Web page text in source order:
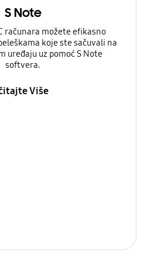
S Note
računara možete efikasno
koje ste sačuvali na
uređaju uz pomoć S Note
softvera.
Više